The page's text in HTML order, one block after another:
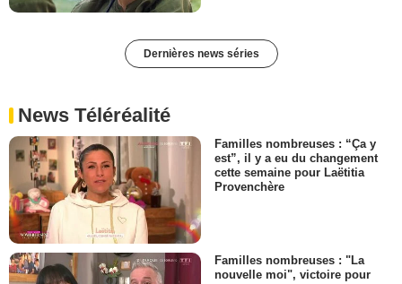
Dernières news séries
News Téléréalité
Familles nombreuses : “Ça y
est”, il y a eu du changement
cette semaine pour Laëtitia
Provenchère
Familles nombreuses : "La
nouvelle moi", victoire pour